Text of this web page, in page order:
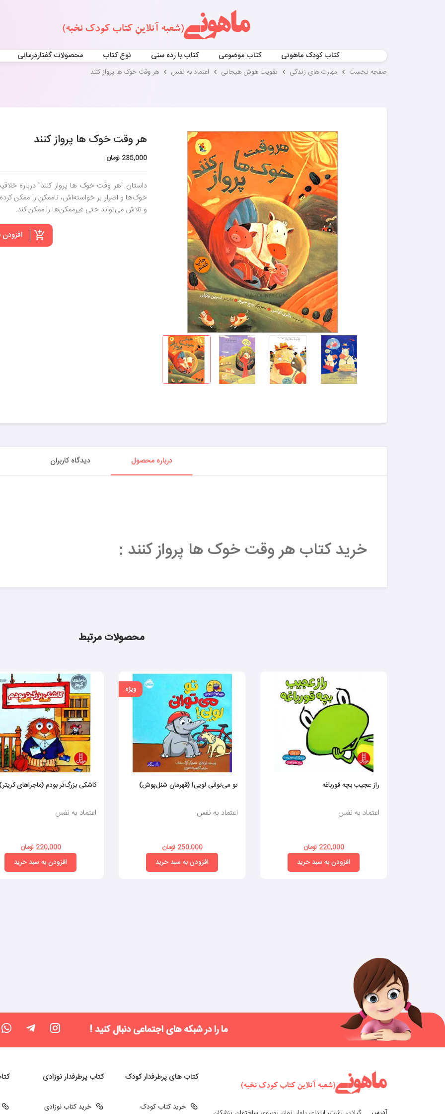
کتاب کودک ماهونی کتاب موضوعی کتاب با رده سنی نوع کتاب محصولات گفتاردرمانی
صفحه نخست مهارت های زندگی تقویت هوش هیجانی اعتماد به نفس هر وقت خوک ها پرواز کنند
هر وقت خوک ها پرواز کنند
235,000 تومان
داستان "هر وقت خوک ها پرواز کنند" درباره
خوک‌ها و اصرار بر خواسته‌اش، ناممکن را ممکن
و تلاش می‌تواند حتی غیرممکن‌ها را ممکن کند.
درباره محصول دیدگاه کاربران
خرید کتاب هر وقت خوک ها پرواز کنند :
محصولات مرتبط
راز عجیب بچه قورباغه
اعتماد به نفس
220,000 تومان
افزودن به سبد خرید
ویژه
تو می‌توانی لویی! (قهرمان شنل‌پوش)
اعتماد به نفس
250,000 تومان
افزودن به سبد خرید
کاشکی بزرگ‌تر بودم (ماجراهای کریتر)
اعتماد به نفس
220,000 تومان
افزودن به سبد خرید
ما را در شبکه های اجتماعی دنبال کنید !
کتاب های پرطرفدار کودک
خرید کتاب کودک
کتاب پرطرفدار نوزادی
خرید کتاب نوزادی